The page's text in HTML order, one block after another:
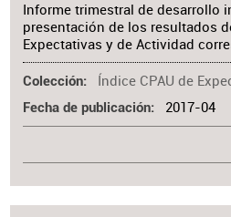
Informe trimestral de desarrollo
presentación de los resultados
Expectativas y de Actividad
Colección Índice CPAU de
Fecha de publicación 2017-04